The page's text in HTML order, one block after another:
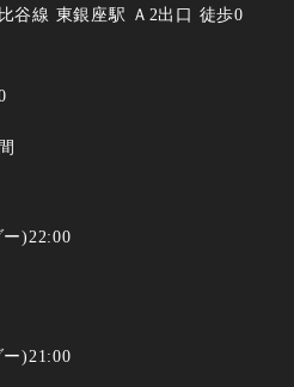
谷線 東銀座駅 Ａ2出口 徒歩0
)22:00
)21:00